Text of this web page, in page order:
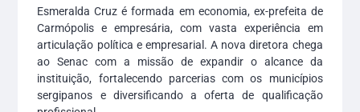
Esmeralda Cruz é formada em economia, ex-prefeita de
Carmópolis e empresária, com vasta experiência em
articulação política e empresarial. A nova diretora chega
ao Senac com a missão de expandir o alcance da
instituição, fortalecendo parcerias com os municípios
sergipanos e diversificando a oferta de qualificação